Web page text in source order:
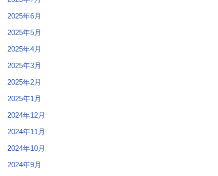
2025年6月
2025年5月
2025年4月
2025年3月
2025年2月
2025年1月
2024年12月
2024年11月
2024年10月
2024年9月